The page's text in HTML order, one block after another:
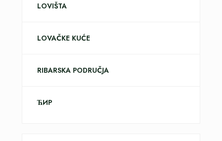
LOVIŠTA
LOVAČKE KUĆE
RIBARSKA PODRUČJA
ЋИР